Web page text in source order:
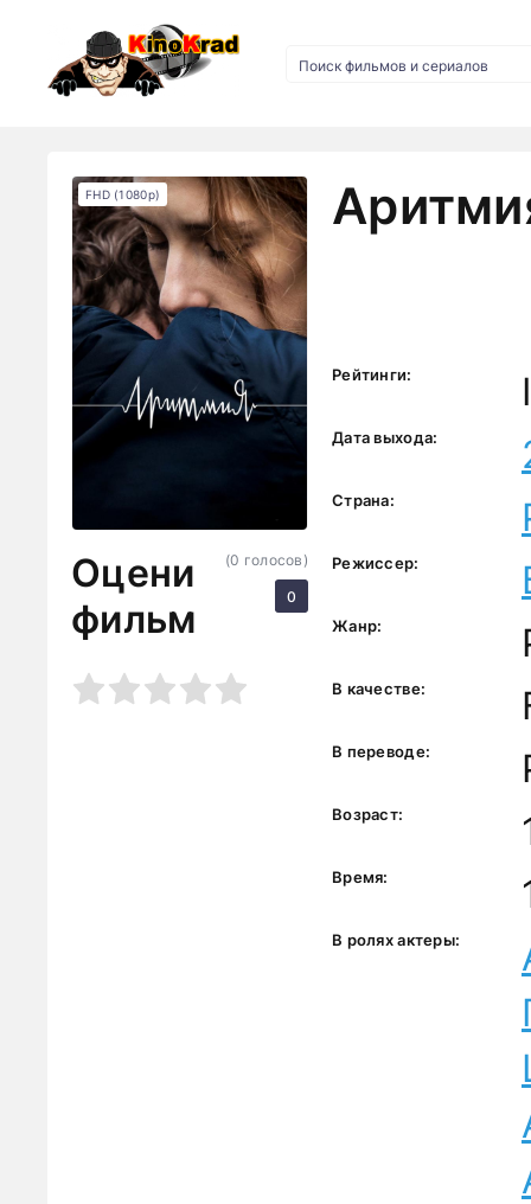
FHD (1080p)
Оцени
фильм
5
(0 голосов)
0
Рейтинги:
Дата выхода:
Страна:
Режиссер:
Жанр:
В качестве:
В переводе:
Возраст:
Время:
В ролях актеры: